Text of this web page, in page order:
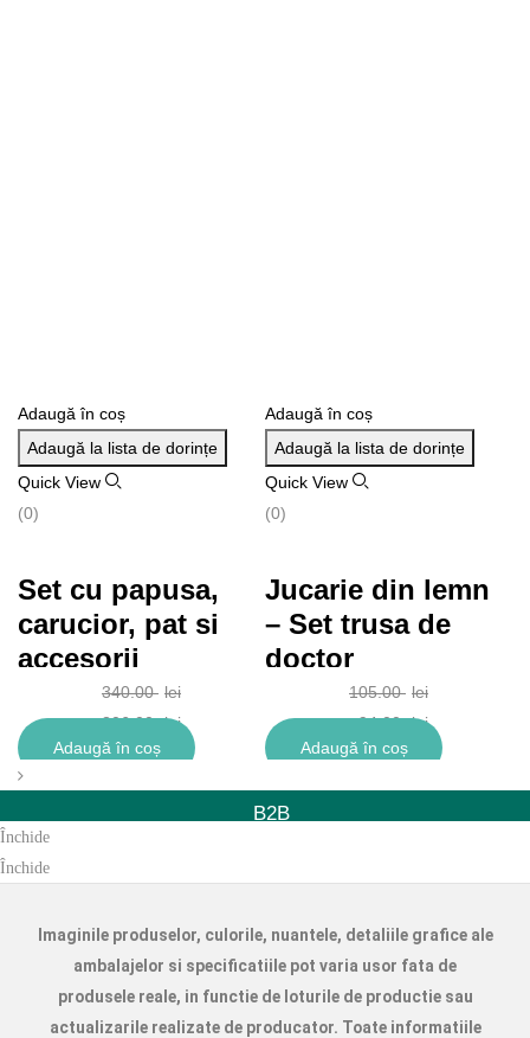
Adaugă în coș
Adaugă la lista de dorințe
Quick View
(0)
Set cu papusa,
carucior, pat si
accesorii
340.00 lei
306.00 lei
Adaugă în coș
Adaugă în coș
Adaugă la lista de dorințe
Quick View
(0)
Jucarie din lemn
– Set trusa de
doctor
105.00 lei
94.00 lei
Adaugă în coș
B2B
Jucarii
Puzzle
Închide
Închide
Imaginile produselor, culorile, nuantele, detaliile grafice ale
ambalajelor si specificatiile pot varia usor fata de
produsele reale, in functie de loturile de productie sau
actualizarile realizate de producator. Toate informatiile